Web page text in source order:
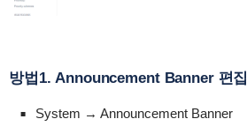
방법1. Announcement Banner 편집
System → Announcement Banner